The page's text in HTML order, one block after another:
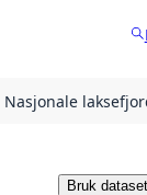
Nasjonale
Bruk